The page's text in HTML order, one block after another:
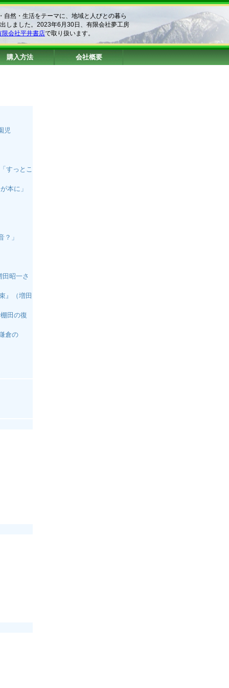
然・生活をテーマに、地域と人びとの暮ら
しました。2023年6月30日、有限会社夢工房
限会社平井書店で取り扱います。
購入方法 会社概要
児
すっとこ
本に」
？」
昭一さ
』（増田
田の復
倉の